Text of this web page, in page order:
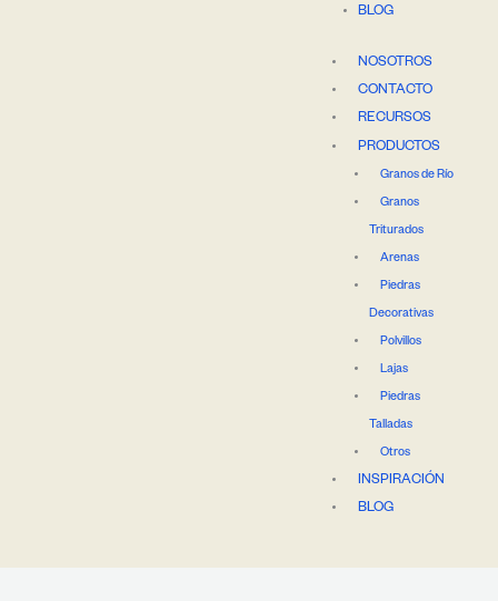
BLOG
NOSOTROS
CONTACTO
RECURSOS
PRODUCTOS
Granos de Río
Granos
Triturados
Arenas
Piedras
Decorativas
Polvillos
Lajas
Piedras
Talladas
Otros
INSPIRACIÓN
BLOG